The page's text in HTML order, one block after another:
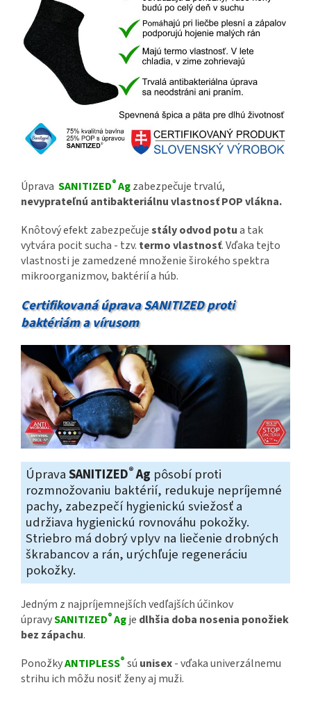
Úprava SANITIZED®Agzabezpečuje trvalú,
nevyprateľnú antibakteriálnu vlastnosť POP vlákna.
Knôtový efekt zabezpečujestály odvod potua tak
vytvára pocit sucha - tzv. termo vlastnosť. Vďaka tejto
vlastnosti je zamedzené množenie širokého spektra
mikroorganizmov, baktérií a húb.
Certifikovaná úprava SANITIZED proti
baktériám a vírusom
ÚpravaSANITIZED® Ag pôsobí proti
rozmnožovaniu baktérií, redukuje nepríjemné
pachy, zabezpečí hygienickú sviežosť a
udržiava hygienickú rovnováhu pokožky.
Striebro má dobrý vplyv na liečenie drobných
škrabancov a rán, urýchľuje regeneráciu
pokožky.
Jedným z najpríjemnejších vedľajších účinkov
úpravySANITIZED®Agje dlhšia doba nosenia ponožiek
bez zápachu.
PonožkyANTIPLESS® sú unisex- vďaka univerzálnemu
strihu ich môžu nosiť ženy aj muži.